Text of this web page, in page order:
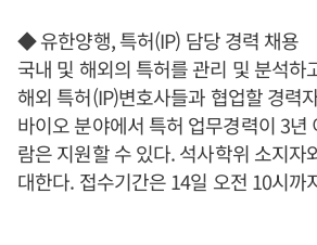
◆ 유한양행, 특허(IP) 담당 경력 채용
국내 및 해외의 특허를 관리 및 분석하
해외 특허(IP)변호사들과 협업할 경력
바이오 분야에서 특허 업무경력이 3년
람은 지원할 수 있다. 석사학위 소지자
대한다. 접수기간은 14일 오전 10시까